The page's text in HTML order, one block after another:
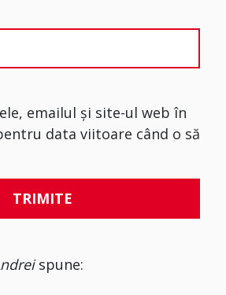
emailul și site-ul web în
data viitoare când o să
spune: